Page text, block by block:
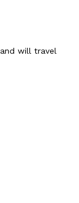
will travel